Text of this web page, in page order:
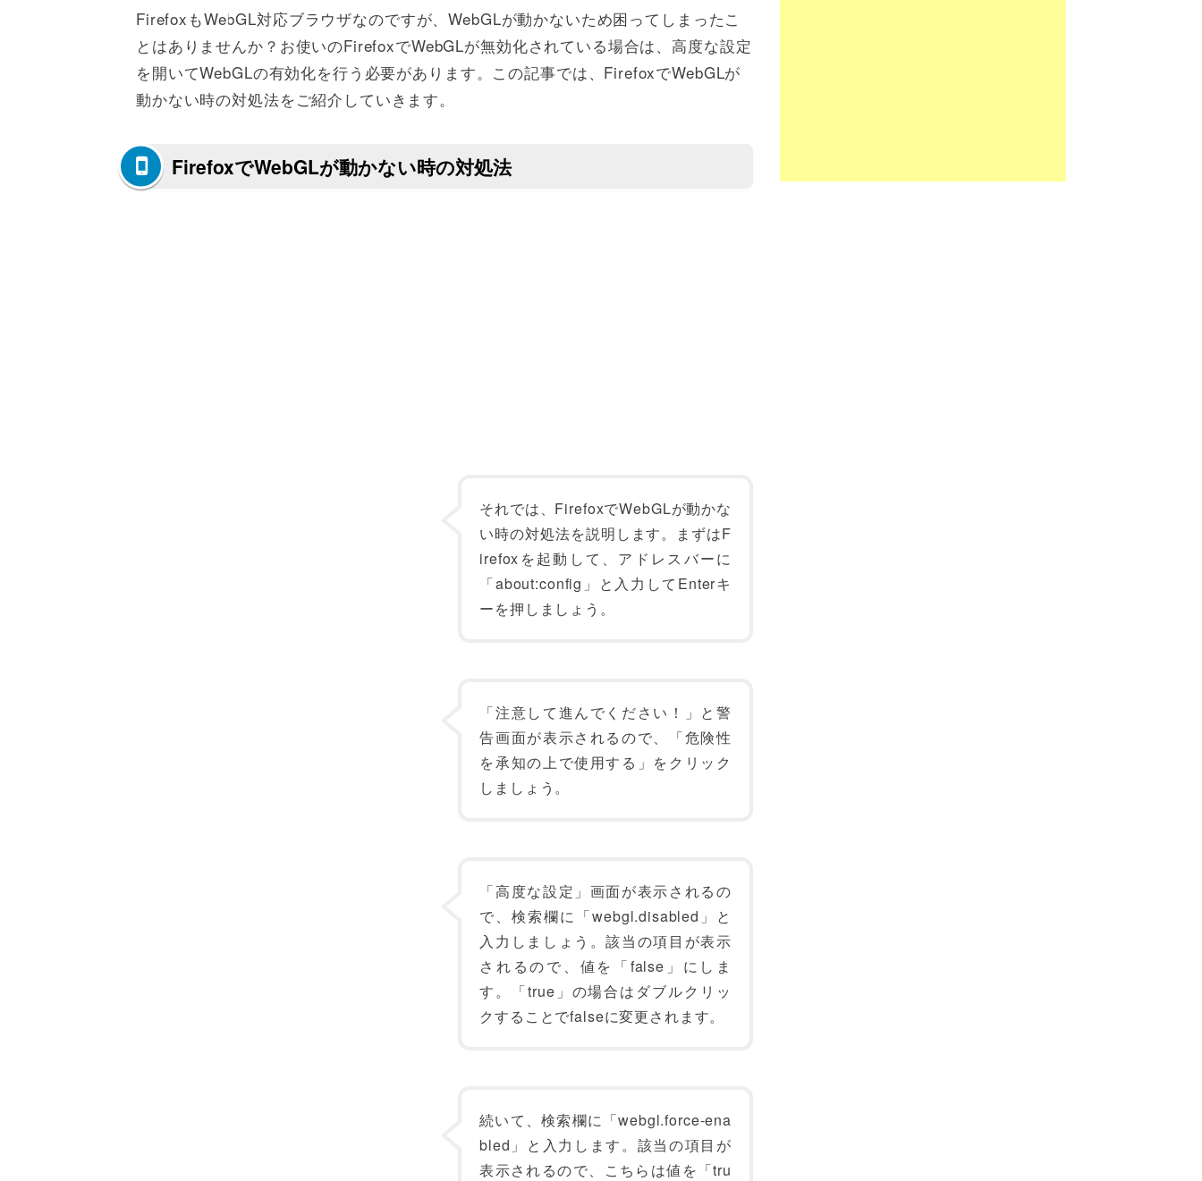
FirefoxもWebGL対応ブラウザなのですが、WebGLが動かないため困ってしまったこ
とはありませんか？お使いのFirefoxでWebGLが無効化されている場合は、高度な設定
を開いてWebGLの有効化を行う必要があります。この記事では、FirefoxでWebGLが
動かない時の対処法をご紹介していきます。
FirefoxでWebGLが動かない時の対処法
それでは、FirefoxでWebGLが動かな
い時の対処法を説明します。まずはF
irefoxを起動して、アドレスバーに
「about:config」と入力してEnterキ
ーを押しましょう。
「注意して進んでください！」と警
告画面が表示されるので、「危険性
を承知の上で使用する」をクリック
しましょう。
「高度な設定」画面が表示されるの
で、検索欄に「webgl.disabled」と
入力しましょう。該当の項目が表示
されるので、値を「false」にしま
す。「true」の場合はダブルクリッ
クすることでfalseに変更されます。
続いて、検索欄に「webgl.force-ena
bled」と入力します。該当の項目が
表示されるので、こちらは値を「tru